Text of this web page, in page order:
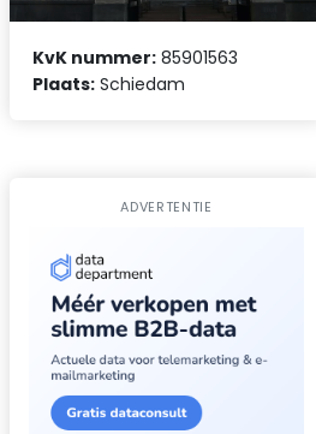
KvK nummer: 85901563
Plaats: Schiedam
ADVERTENTIE